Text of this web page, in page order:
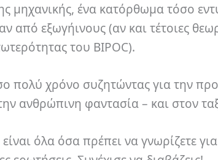
μηχανικής, ένα κατόρθωμα τόσο
από εξωγήινους (αν και τέτοιες
του BIPOC).
πολύ χρόνο συζητώντας για την
ανθρώπινη φαντασία – και στον
όλα όσα πρέπει να γνωρίζετε